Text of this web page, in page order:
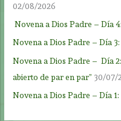
02/08/2026
Novena a Dios Padre – Día
Novena a Dios Padre – Día
Novena a Dios Padre – Día
abierto de par en par” 30/07/
Novena a Dios Padre – Día 1: